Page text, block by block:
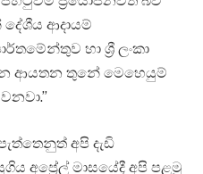
ආදායම්
හා ශ්‍රී ලංකා
ආයතන තුනේ මෙහෙයුම්
අපි දැඩි
අප්‍රේල් මාසයේදී අපි පළමු